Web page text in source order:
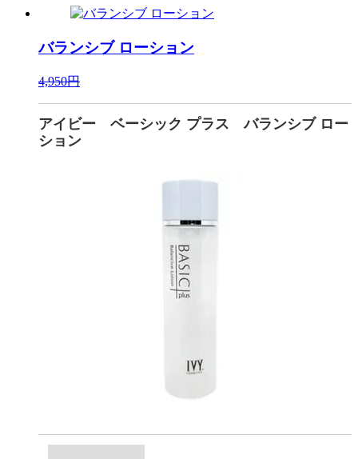
バランシブ ローション
4,950円
アイビー ベーシック プラス バランシブ ロー
ション